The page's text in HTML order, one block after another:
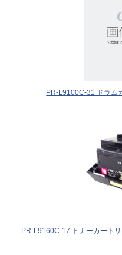
PR-L9100C-31 ドラム
PR-L9160C-17 トナーカート